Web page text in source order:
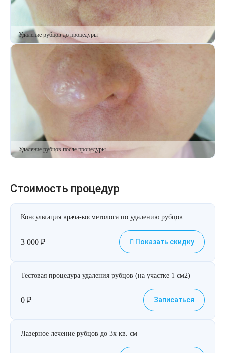
Удаление рубцов до процедуры
Удаление рубцов после процедуры
Стоимость процедур
Консультация врача-косметолога по удалению рубцов
3 000₽ Показать скидку
Тестовая процедура удаления рубцов (на участке 1 см2)
0 ₽ Записаться
Лазерное лечение рубцов до 3х кв. см